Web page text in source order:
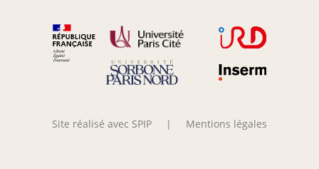
Site réalisé avec SPIP | Mentions légales